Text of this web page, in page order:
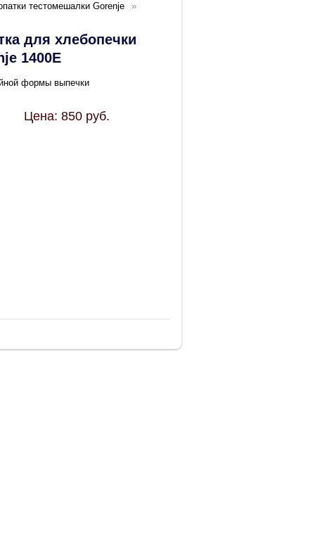
тестомешалки Gorenje
для хлебопечки
1400E
формы выпечки
Цена: 850 руб.